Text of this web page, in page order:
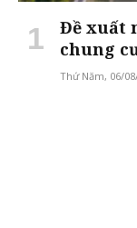
Đề xuất
chung
Thứ Năm, 06/